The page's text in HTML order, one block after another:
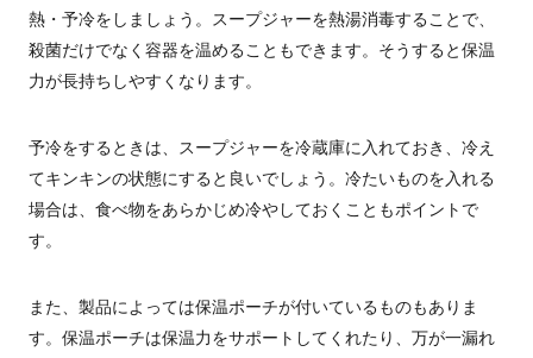
熱・予冷をしましょう。スープジャーを熱湯消毒することで、
殺菌だけでなく容器を温めることもできます。そうすると保温
力が長持ちしやすくなります。
予冷をするときは、スープジャーを冷蔵庫に入れておき、冷え
てキンキンの状態にすると良いでしょう。冷たいものを入れる
場合は、食べ物をあらかじめ冷やしておくこともポイントで
す。
また、製品によっては保温ポーチが付いているものもありま
す。保温ポーチは保温力をサポートしてくれたり、万が一漏れ